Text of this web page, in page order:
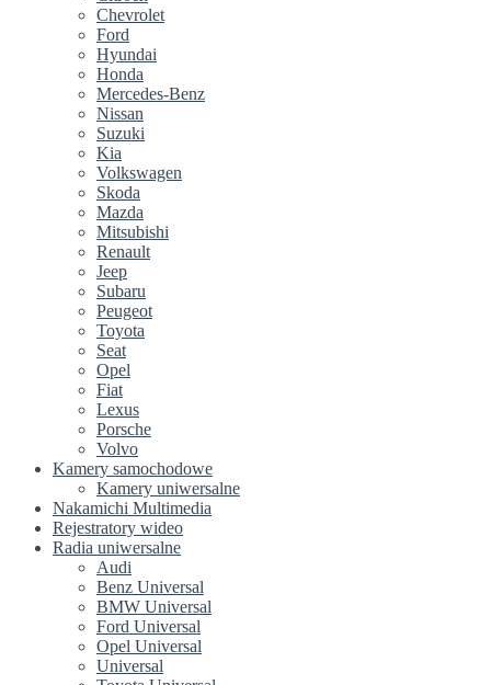
Chevrolet
Ford
Hyundai
Honda
Mercedes-Benz
Nissan
Suzuki
Kia
Volkswagen
Skoda
Mazda
Mitsubishi
Renault
Jeep
Subaru
Peugeot
Toyota
Seat
Opel
Fiat
Lexus
Porsche
Volvo
Kamery samochodowe
Kamery uniwersalne
Nakamichi Multimedia
Rejestratory wideo
Radia uniwersalne
Audi
Benz Universal
BMW Universal
Ford Universal
Opel Universal
Universal